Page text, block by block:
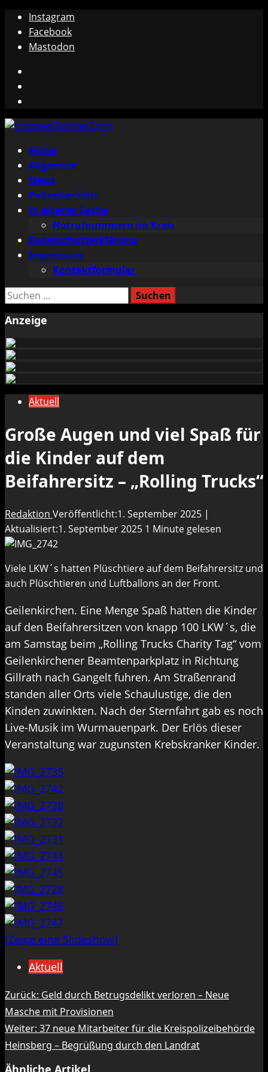
Zum
Inhalt
springen
Instagram
Facebook
Mastodon
Primäres
Menü
Home
Allgemein
News
Polizeiberichte
In eigener Sache
Notrufnummern im Kreis
Datenschutzerklärung
Impressum
Kontaktformular
Suchen
Anzeige
Aktuell
Große Augen und viel Spaß für
die Kinder auf dem
Beifahrersitz – „Rolling Trucks“
Redaktion Veröffentlicht:1. September 2025 |
Aktualisiert:1. September 2025 1 Minute gelesen
Viele LKW´s hatten Plüschtiere auf dem Beifahrersitz und
auch Plüschtieren und Luftballons an der Front.
Geilenkirchen. Eine Menge Spaß hatten die Kinder
auf den Beifahrersitzen von knapp 100 LKW´s, die
am Samstag beim „Rolling Trucks Charity Tag“ vom
Geilenkirchener Beamtenparkplatz in Richtung
Gillrath nach Gangelt fuhren. Am Straßenrand
standen aller Orts viele Schaulustige, die den
Kinden zuwinkten. Nach der Sternfahrt gab es noch
Live-Musik im Wurmauenpark. Der Erlös dieser
Veranstaltung war zugunsten Krebskranker Kinder.
[Zeige eine Slideshow]
Aktuell
Beitragsnavigation
Zurück: Geld durch Betrugsdelikt verloren – Neue
Masche mit Provisionen
Weiter: 37 neue Mitarbeiter für die Kreispolizeibehörde
Heinsberg – Begrüßung durch den Landrat